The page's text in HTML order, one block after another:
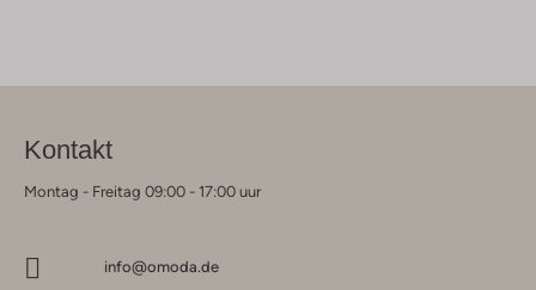
Kontakt
Montag - Freitag 09:00 - 17:00 uur
info@omoda.de